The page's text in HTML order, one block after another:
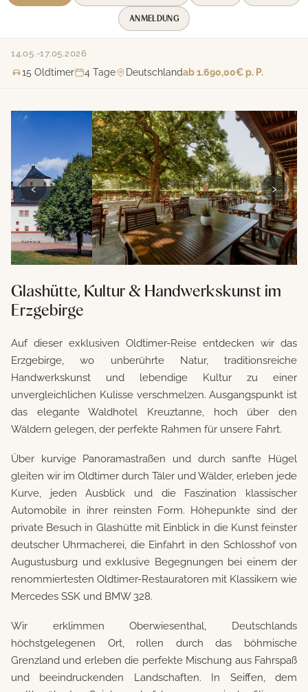
ANMELDUNG
14.05.-17.05.2026
15 Oldtimer 4 Tage Deutschlandab1.690,00€ p. P.
‹ ›
Glashütte, Kultur & Handwerkskunst im
Erzgebirge
Auf dieser exklusiven Oldtimer-Reise entdecken wir das
Erzgebirge, wo unberührte Natur, traditionsreiche
Handwerkskunst und lebendige Kultur zu einer
unvergleichlichen Kulisse verschmelzen. Ausgangspunkt ist
das elegante Waldhotel Kreuztanne, hoch über den
Wäldern gelegen, der perfekte Rahmen für unsere Fahrt.
Über kurvige Panoramastraßen und durch sanfte Hügel
gleiten wir im Oldtimer durch Täler und Wälder, erleben jede
Kurve, jeden Ausblick und die Faszination klassischer
Automobile in ihrer reinsten Form. Höhepunkte sind der
private Besuch in Glashütte mit Einblick in die Kunst feinster
deutscher Uhrmacherei, die Einfahrt in den Schlosshof von
Augustusburg und exklusive Begegnungen bei einem der
renommiertesten Oldtimer-Restauratoren mit Klassikern wie
Mercedes SSK und BMW 328.
Wir erklimmen Oberwiesenthal, Deutschlands
höchstgelegenen Ort, rollen durch das böhmische
Grenzland und erleben die perfekte Mischung aus Fahrspaß
und beeindruckenden Landschaften. In Seiffen, dem